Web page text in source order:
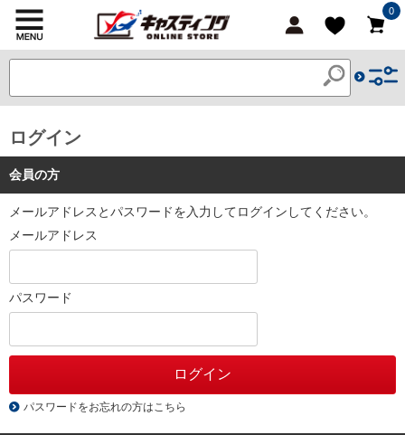
0
ログイン
会員の方
メールアドレスとパスワードを入力してログインしてください。
メールアドレス
パスワード
パスワードをお忘れの方はこちら